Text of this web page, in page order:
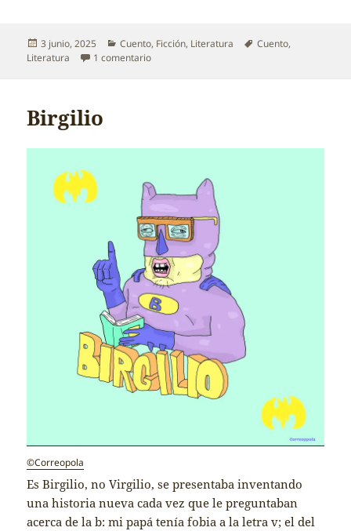
Publicado
el
3 junio, 2025 Categorías
Cuento, Ficción, Literatura Etiquetas
Cuento,
Literatura
1 comentarioen The Pierre
Birgilio
©Correopola
Es Birgilio, no Virgilio, se presentaba inventando
una historia nueva cada vez que le preguntaban
acerca de la b: mi papá tenía fobia a la letra v; el del